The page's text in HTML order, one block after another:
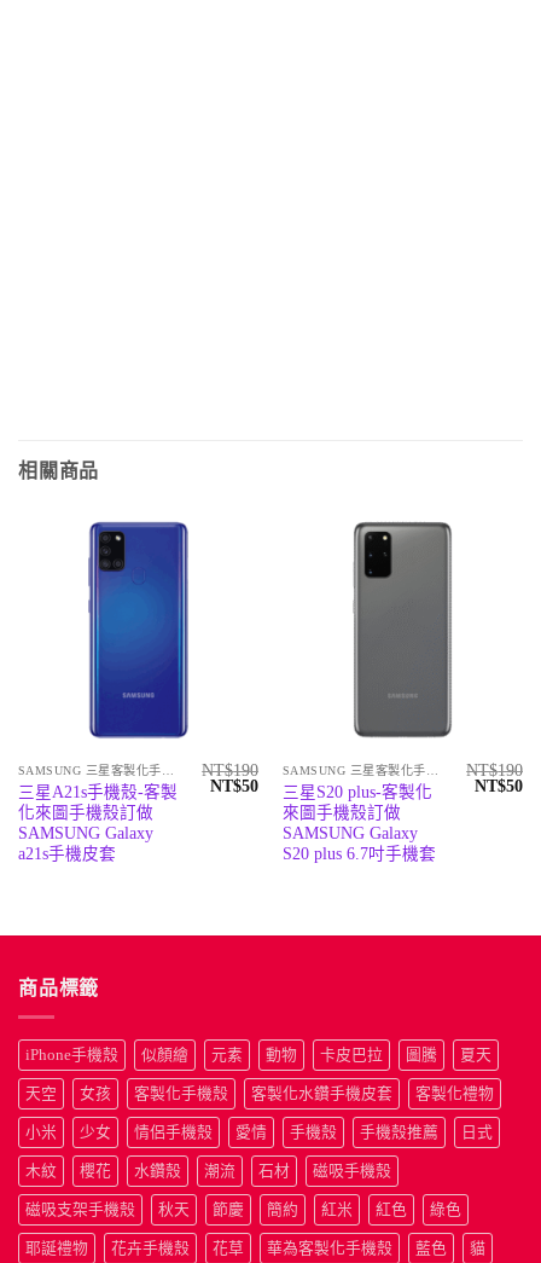
相關商品
三星A21s手機殼-客製
化來圖手機殼訂做
SAMSUNG Galaxy
a21s手機皮套
NT$190
原
NT$50目
格：
NT$50。
三星S20 plus-客製化
來圖手機殼訂做
SAMSUNG Galaxy
S20 plus 6.7吋手機套
NT$190
原
NT$50目
商品標籤
iPhone手機殼 似顏繪 元素 動物 卡皮巴拉 圖騰 夏天
天空 女孩 客製化手機殼 客製化水鑽手機皮套 客製化禮物
小米 少女 情侶手機殼 愛情 手機殼 手機殼推薦 日式
木紋 櫻花 水鑽殼 潮流 石材 磁吸手機殼
磁吸支架手機殼 秋天 節慶 簡約 紅米 紅色 綠色
耶誕禮物 花卉手機殼 花草 華為客製化手機殼 藍色 貓